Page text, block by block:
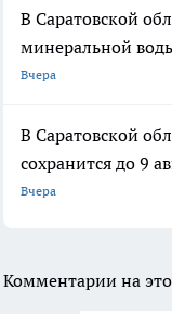
В Саратовской
минеральной
Вчера
В Саратовской
сохранится до 9
Вчера
Комментарии на